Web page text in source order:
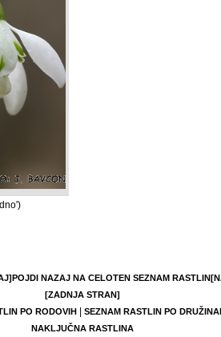
POJDI NAZAJ NA CELOTEN SEZNAM RASTLIN
[ZADNJA STRAN]
PO RODOVIH|
SEZNAM RASTLIN PO
NAKLJUČNA RASTLINA